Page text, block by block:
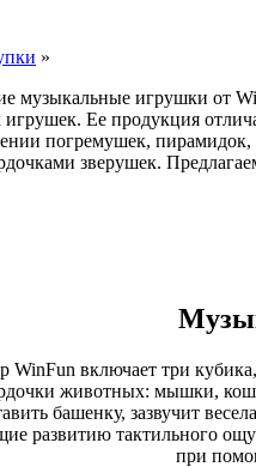
»
Ее продукция
погремушек,
зверушек.
WinFun включает три
животных: мышки,
башенку, зазвучит
развитию тактильного
при